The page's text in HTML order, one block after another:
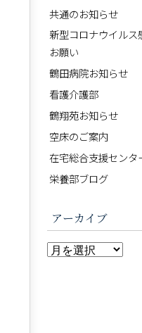
共通のお知らせ
新型コロナウイルス
お願い
鶴田病院お知らせ
看護介護部
鶴翔苑お知らせ
空床のご案内
在宅総合支援センタ
栄養部ブログ
アーカイブ